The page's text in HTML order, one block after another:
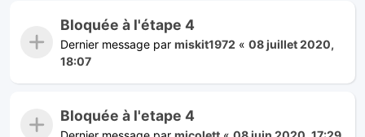
Bloquée à l'étape 4
Dernier message par miskit1972 « 08 juillet 2020,
18:07
Bloquée à l'etape 4